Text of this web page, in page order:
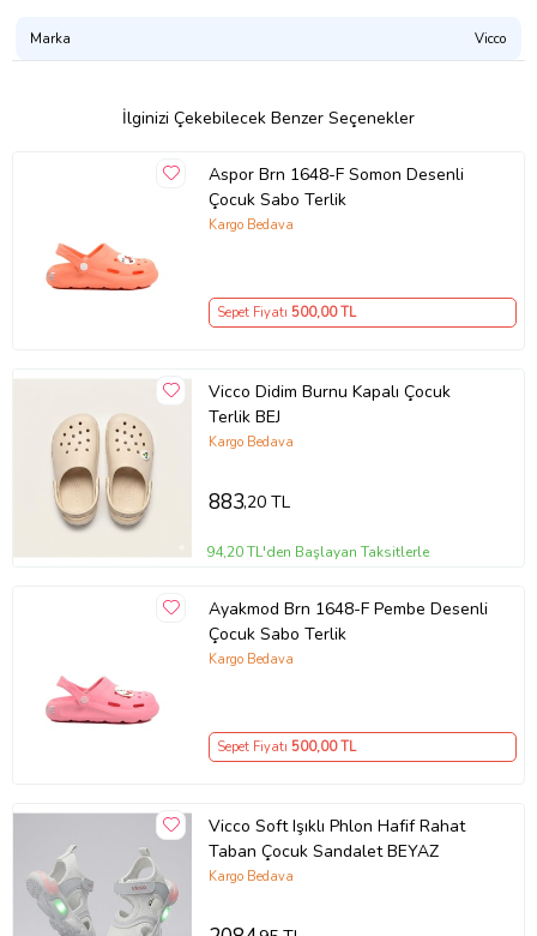
Marka Vicco
İlginizi Çekebilecek Benzer Seçenekler
Aspor Brn 1648-F Somon Desenli
Çocuk Sabo Terlik
Kargo Bedava
Sepet Fiyatı 500,00 TL
Vicco Didim Burnu Kapalı Çocuk
Terlik BEJ
Kargo Bedava
883,20 TL
94,20 TL'den Başlayan Taksitlerle
Ayakmod Brn 1648-F Pembe Desenli
Çocuk Sabo Terlik
Kargo Bedava
Sepet Fiyatı 500,00 TL
Vicco Soft Işıklı Phlon Hafif Rahat
Taban Çocuk Sandalet BEYAZ
Kargo Bedava